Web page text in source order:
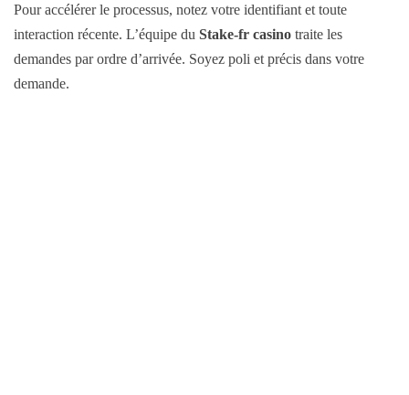
Pour accélérer le processus, notez votre identifiant et toute
interaction récente. L’équipe du Stake-fr casino traite les
demandes par ordre d’arrivée. Soyez poli et précis dans votre
demande.